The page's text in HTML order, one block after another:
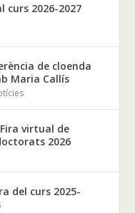
2026-2027
de cloenda
Maria Callís
virtual de
2026
del curs 2025-